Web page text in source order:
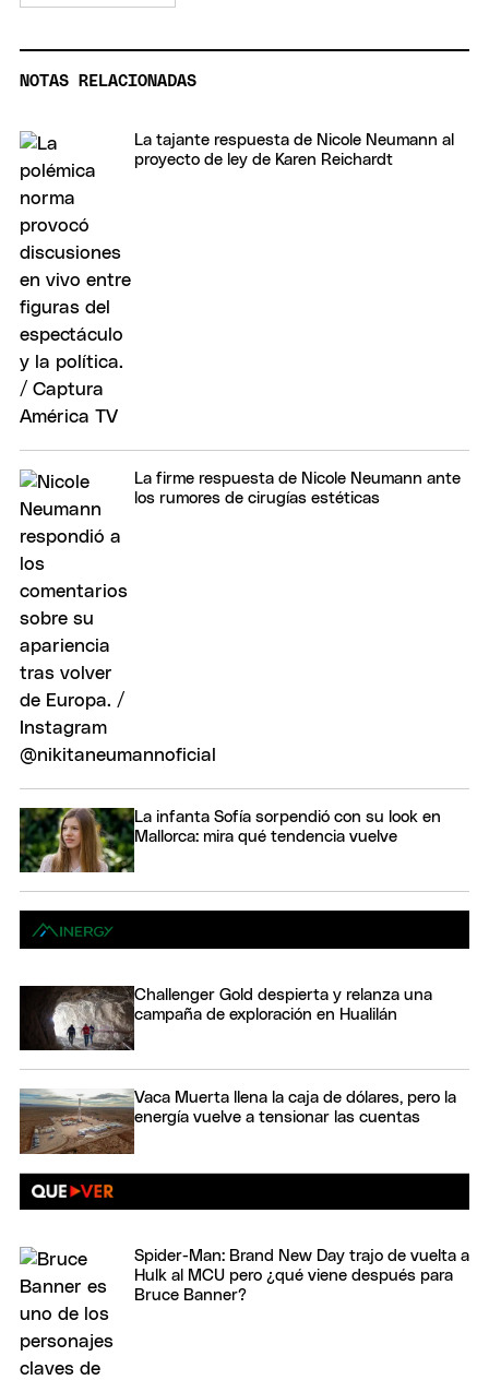
NOTAS RELACIONADAS
La tajante respuesta de Nicole Neumann al
proyecto de ley de Karen Reichardt
La firme respuesta de Nicole Neumann ante
los rumores de cirugías estéticas
La infanta Sofía sorpendió con su look en
Mallorca: mira qué tendencia vuelve
Challenger Gold despierta y relanza una
campaña de exploración en Hualilán
Vaca Muerta llena la caja de dólares, pero la
energía vuelve a tensionar las cuentas
Spider-Man: Brand New Day trajo de vuelta a
Hulk al MCU pero ¿qué viene después para
Bruce Banner?